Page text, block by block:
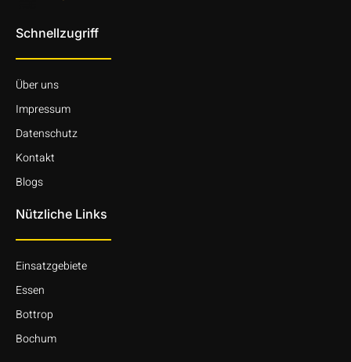
Schnellzugriff
Über uns
Impressum
Datenschutz
Kontakt
Blogs
Nützliche Links
Einsatzgebiete
Essen
Bottrop
Bochum